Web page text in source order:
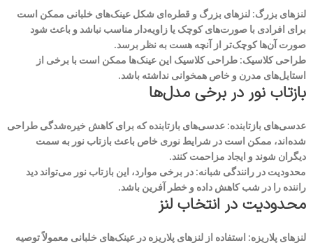
لنزهای بزرگ: لنزهای بزرگ و قطره‌ای شکل عینک‌های خلبانی ممکن است
برای افرادی با صورت‌های کوچک یا زاویه‌دار مناسب نباشد و باعث شود
صورت آن‌ها کوچک‌تر از آنچه هست به نظر برسد.
طراحی کلاسیک: طراحی کلاسیک این عینک‌ها ممکن است با برخی از
استایل‌های مدرن و خاص همخوانی نداشته باشد.
بازتاب نور در برخی مدل‌ها
عدسی‌های بازتابنده: عدسی‌های بازتابنده که برای کاهش خیره‌شدگی طراحی
شده‌اند، ممکن است در شرایط نوری خاص باعث بازتاب نور به سمت
دیگران شوند و ایجاد مزاحمت کنند.
محدودیت در رانندگی شبانه: در برخی موارد، این بازتاب نور می‌تواند دید
راننده را در شب کاهش داده و خطر آفرین باشد.
محدودیت در انتخاب لنز
لنزهای پلاریزه: استفاده از لنزهای پلاریزه در عینک‌های خلبانی معمولاً توصیه